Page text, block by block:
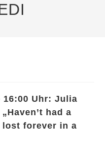
16:00 Uhr: Julia
had a
lost forever in a